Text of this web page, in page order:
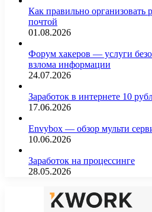
Как правильно организовать
почтой
01.08.2026
Форум хакеров — услуги
взлома информации
24.07.2026
Заработок в интернете 10
17.06.2026
Envybox — обзор мульти
10.06.2026
Заработок на процессинге
28.05.2026